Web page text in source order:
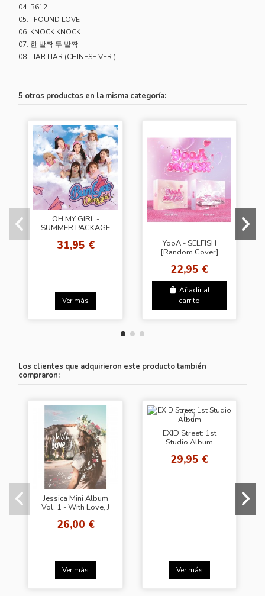
04. B612
05. I FOUND LOVE
06. KNOCK KNOCK
07. 한 발짝 두 발짝
08. LIAR LIAR (CHINESE VER.)
5 otros productos en la misma categoría:
OH MY GIRL -
SUMMER PACKAGE
31,95 €
Ver más
YooA - SELFISH
[Random Cover]
22,95 €
Añadir al
carrito
Los clientes que adquirieron este producto también
compraron:
Jessica Mini Album
Vol. 1 - With Love, J
26,00 €
Ver más
EXID Street: 1st
Studio Album
29,95 €
Ver más